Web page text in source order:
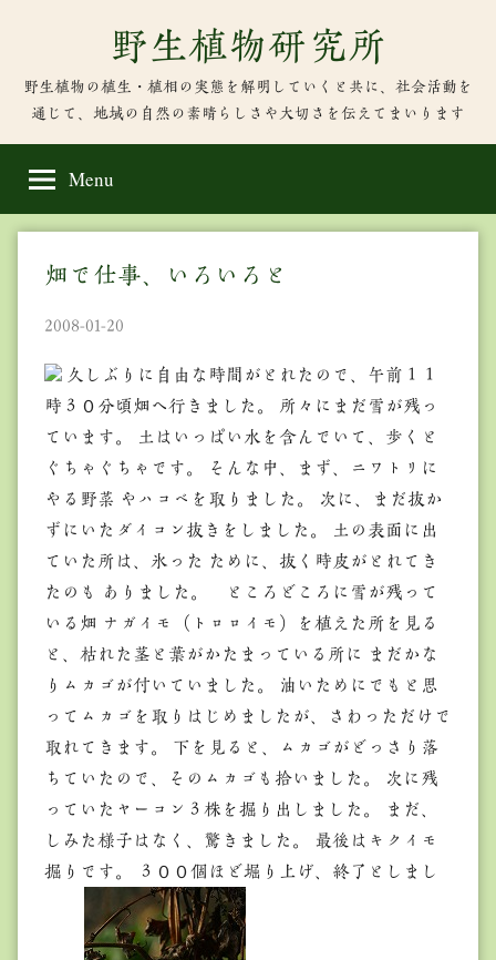
content
野生植物研究所
野生植物の植生・植相の実態を解明していくと共に、社会活動を
通じて、地域の自然の素晴らしさや大切さを伝えてまいります
Menu
畑で仕事、いろいろと
2008-01-20
久しぶりに自由な時間がとれたので、午前１１
時３０分頃畑へ行きました。 所々にまだ雪が残っ
ています。 土はいっぱい水を含んでいて、歩くと
ぐちゃぐちゃです。 そんな中、まず、ニワトリに
やる野菜 やハコベを取りました。 次に、まだ抜か
ずにいたダイコン抜きをしました。 土の表面に出
ていた所は、氷った ために、抜く時皮がとれてき
たのも ありました。 ところどころに雪が残って
いる畑 ナガイモ（トロロイモ）を植えた所を見る
と、枯れた茎と葉がかたまっている所に まだかな
りムカゴが付いていました。 油いためにでもと思
ってムカゴを取りはじめましたが、さわっただけで
取れてきます。 下を見ると、ムカゴがどっさり落
ちていたので、そのムカゴも拾いました。 次に残
っていたヤーコン３株を掘り出しました。 まだ、
しみた様子はなく、驚きました。 最後はキクイモ
掘りです。 ３００個ほど堀り上げ、終了としまし